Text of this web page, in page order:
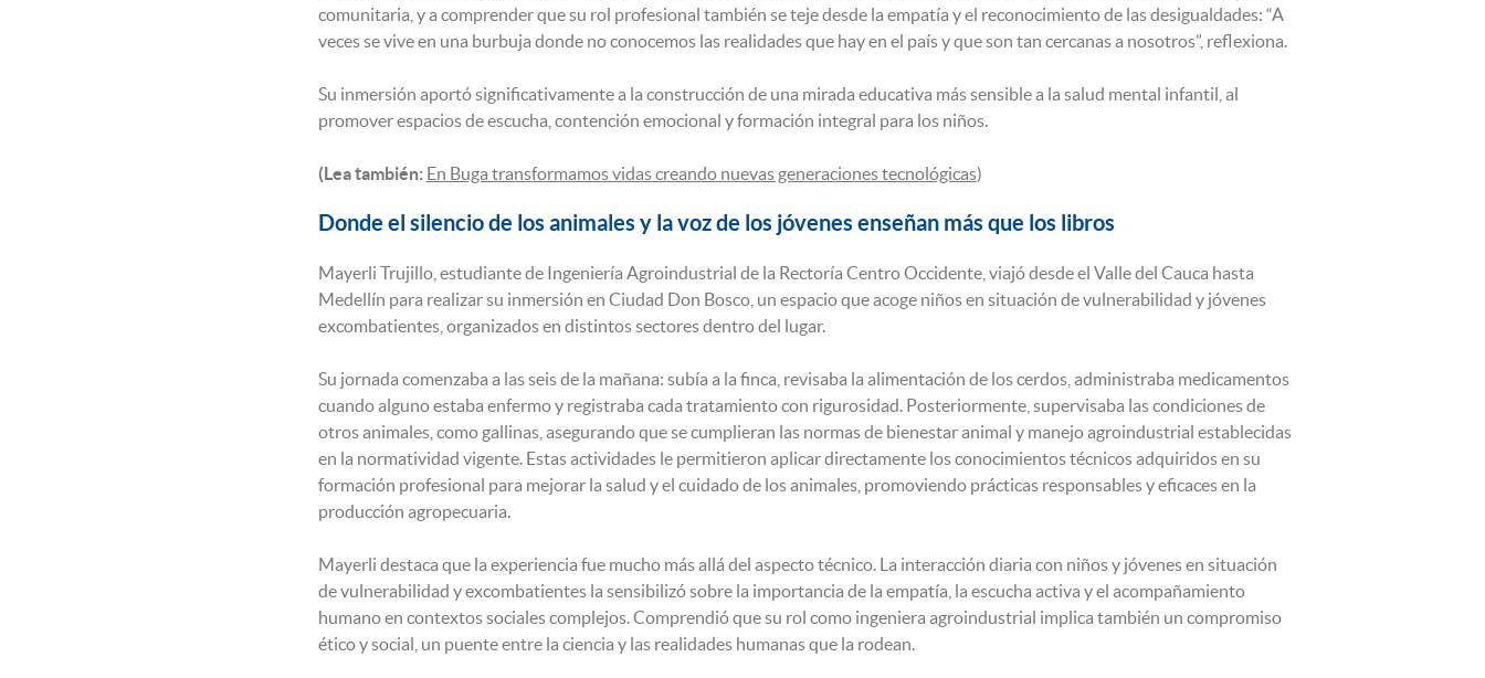
comunitaria, y a comprender que su rol profesional también se teje desde la empatía y el reconocimiento de las desigualdades: “A
veces se vive en una burbuja donde no conocemos las realidades que hay en el país y que son tan cercanas a nosotros”, reflexiona.
Su inmersión aportó significativamente a la construcción de una mirada educativa más sensible a la salud mental infantil, al
promover espacios de escucha, contención emocional y formación integral para los niños.
(Lea también: En Buga transformamos vidas creando nuevas generaciones tecnológicas)
Donde el silencio de los animales y la voz de los jóvenes enseñan más que los libros
Mayerli Trujillo, estudiante de Ingeniería Agroindustrial de la Rectoría Centro Occidente, viajó desde el Valle del Cauca hasta
Medellín para realizar su inmersión en Ciudad Don Bosco, un espacio que acoge niños en situación de vulnerabilidad y jóvenes
excombatientes, organizados en distintos sectores dentro del lugar.
Su jornada comenzaba a las seis de la mañana: subía a la finca, revisaba la alimentación de los cerdos, administraba medicamentos
cuando alguno estaba enfermo y registraba cada tratamiento con rigurosidad. Posteriormente, supervisaba las condiciones de
otros animales, como gallinas, asegurando que se cumplieran las normas de bienestar animal y manejo agroindustrial establecidas
en la normatividad vigente. Estas actividades le permitieron aplicar directamente los conocimientos técnicos adquiridos en su
formación profesional para mejorar la salud y el cuidado de los animales, promoviendo prácticas responsables y eficaces en la
producción agropecuaria.
Mayerli destaca que la experiencia fue mucho más allá del aspecto técnico. La interacción diaria con niños y jóvenes en situación
de vulnerabilidad y excombatientes la sensibilizó sobre la importancia de la empatía, la escucha activa y el acompañamiento
humano en contextos sociales complejos. Comprendió que su rol como ingeniera agroindustrial implica también un compromiso
ético y social, un puente entre la ciencia y las realidades humanas que la rodean.